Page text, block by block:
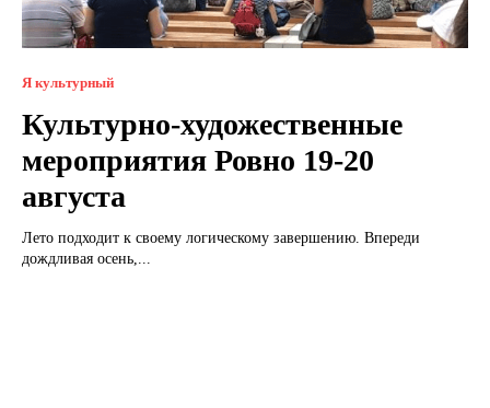
Я культурный
Культурно-художественные
мероприятия Ровно 19-20
августа
Лето подходит к своему логическому завершению. Впереди
дождливая осень,...